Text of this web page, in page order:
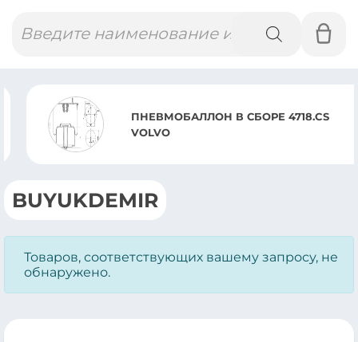
товаров
ПНЕВМОБАЛЛОН В СБОРЕ 4718.CS
VOLVO
BUYUKDEMIR
Товаров, соответствующих вашему запросу, не
обнаружено.